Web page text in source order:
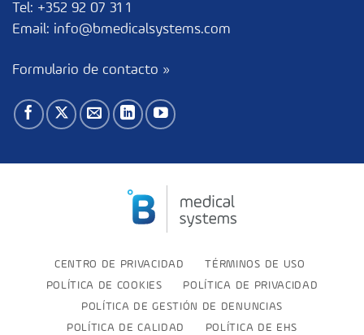
Tel: +352 92 07 31 1
Email: info@bmedicalsystems.com
Formulario de contacto »
CENTRO DE PRIVACIDAD
TÉRMINOS DE USO
POLÍTICA DE COOKIES
POLÍTICA DE PRIVACIDAD
POLÍTICA DE GESTIÓN DE DENUNCIAS
POLÍTICA DE CALIDAD
POLÍTICA DE EHS